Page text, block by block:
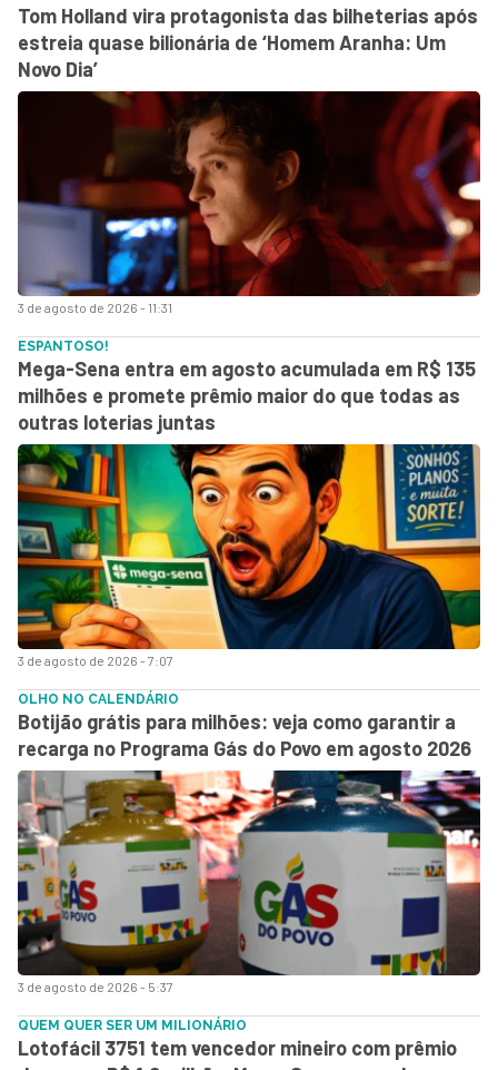
3 de agosto de 2026 - 11:31
Tom Holland vira protagonista das bilheterias após
estreia quase bilionária de ‘Homem Aranha: Um
Novo Dia’
3 de agosto de 2026 - 7:07
ESPANTOSO!
Mega-Sena entra em agosto acumulada em R$ 135
milhões e promete prêmio maior do que todas as
outras loterias juntas
3 de agosto de 2026 - 5:37
OLHO NO CALENDÁRIO
Botijão grátis para milhões: veja como garantir a
recarga no Programa Gás do Povo em agosto 2026
QUEM QUER SER UM MILIONÁRIO
Lotofácil 3751 tem vencedor mineiro com prêmio